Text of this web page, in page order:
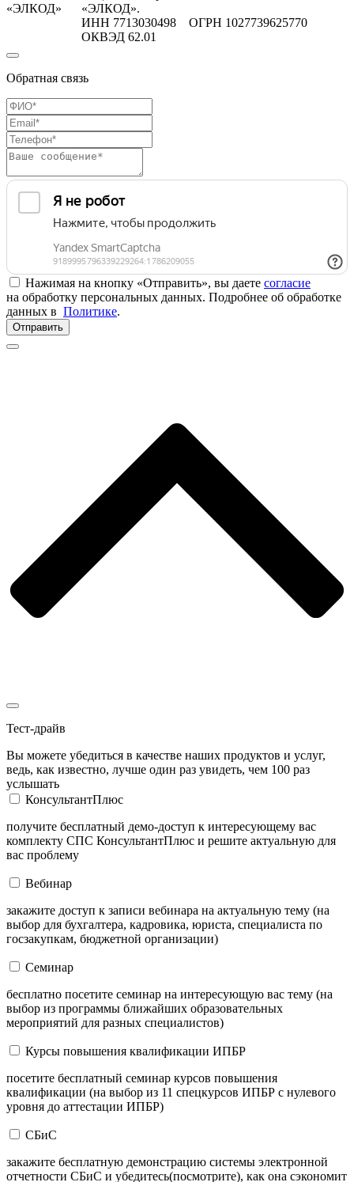
«ЭЛКОД»
«ЭЛКОД».
ИНН 7713030498 ОГРН 1027739625770
ОКВЭД 62.01
Обратная связь
Нажимая на кнопку «Отправить», вы даете согласие
на обработку персональных данных. Подробнее об обработке
данных в Политике.
Отправить
Тест-драйв
Вы можете убедиться в качестве наших продуктов и услуг,
ведь, как известно, лучше один раз увидеть, чем 100 раз
услышать
КонсультантПлюс
получите бесплатный демо-доступ к интересующему вас
комплекту СПС КонсультантПлюс и решите актуальную для
вас проблему
Вебинар
закажите доступ к записи вебинара на актуальную тему (на
выбор для бухгалтера, кадровика, юриста, специалиста по
госзакупкам, бюджетной организации)
Семинар
бесплатно посетите семинар на интересующую вас тему (на
выбор из программы ближайших образовательных
мероприятий для разных специалистов)
Курсы повышения квалификации ИПБР
посетите бесплатный семинар курсов повышения
квалификации (на выбор из 11 спецкурсов ИПБР с нулевого
уровня до аттестации ИПБР)
СБиС
закажите бесплатную демонстрацию системы электронной
отчетности СБиС и убедитесь(посмотрите), как она сэкономит